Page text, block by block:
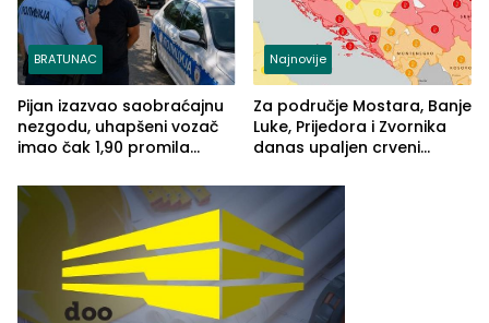
BRATUNAC
Pijan izazvao saobraćajnu
nezgodu, uhapšeni vozač
imao čak 1,90 promila
Najnovije
Za područje Mostara, Banje
Luke, Prijedora i Zvornika
danas upaljen crveni